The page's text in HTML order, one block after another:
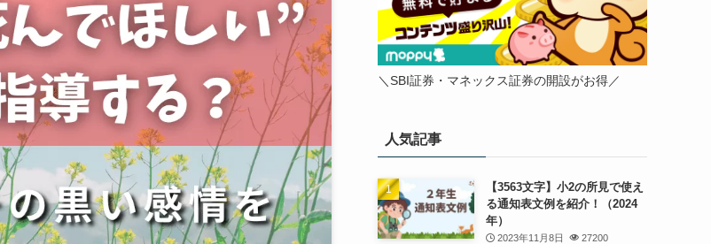
＼SBI証券・マネックス証券の開設がお得／
人気記事
【3563文字】小2の所見で使え
る通知表文例を紹介！（2024
年）
2023年11月8日 27200